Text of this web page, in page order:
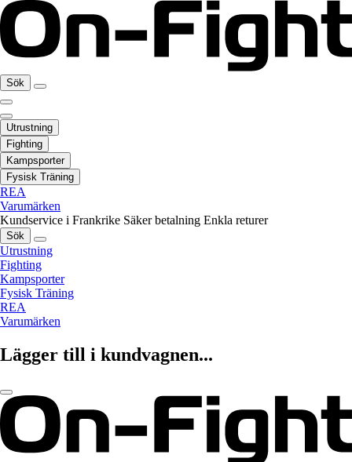
Sök
Utrustning
Fighting
Kampsporter
Fysisk Träning
REA
Varumärken
Kundservice i Frankrike Säker betalning Enkla returer
Sök
Utrustning
Fighting
Kampsporter
Fysisk Träning
REA
Varumärken
Lägger till i kundvagnen...